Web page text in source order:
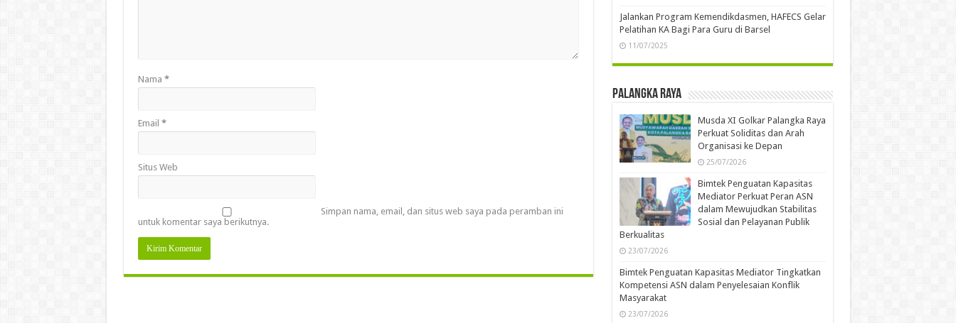
Nama *
Email *
Situs Web
Simpan nama, email, dan situs web saya pada peramban ini
untuk komentar saya berikutnya.
Jalankan Program Kemendikdasmen, HAFECS Gelar
Pelatihan KA Bagi Para Guru di Barsel
11/07/2025
Palangka Raya
Musda XI Golkar Palangka Raya
Perkuat Soliditas dan Arah
Organisasi ke Depan
25/07/2026
Bimtek Penguatan Kapasitas
Mediator Perkuat Peran ASN
dalam Mewujudkan Stabilitas
Sosial dan Pelayanan Publik
Berkualitas
23/07/2026
Bimtek Penguatan Kapasitas Mediator Tingkatkan
Kompetensi ASN dalam Penyelesaian Konflik
Masyarakat
23/07/2026